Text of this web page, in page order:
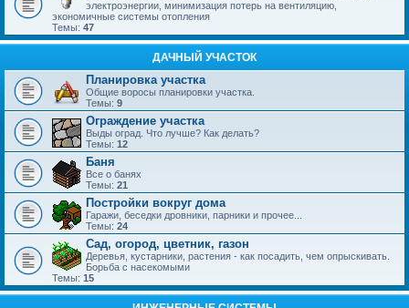
электроэнергии, минимизация потерь на вентиляцию,
экономичные системы отопления
Темы: 47
ДАЧНЫЙ УЧАСТОК
Планировка участка
Общие воросы планировки участка.
Темы: 9
Ограждение участка
Выды оград. Что лучше? Как делать?
Темы: 12
Баня
Все о банях
Темы: 21
Постройки вокруг дома
Гаражи, беседки дровники, парники и прочее...
Темы: 24
Сад, огород, цветник, газон
Деревья, кустарники, растения - как посадить, чем опрыскивать.
Борьба с насекомыми
Темы: 15